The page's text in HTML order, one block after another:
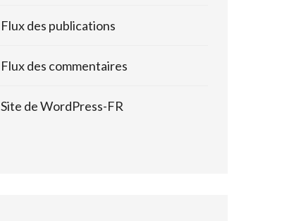
Flux des publications
Flux des commentaires
Site de WordPress-FR